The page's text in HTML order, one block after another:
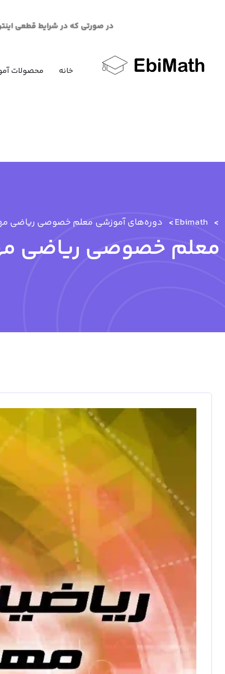
در صورتی که در شرایط قطعی اینترنت در خرید
خانه محصولات
Ebimath دوره‌های آموزشی معلم خصوصی ریاضی
معلم خصوصی ریاضی